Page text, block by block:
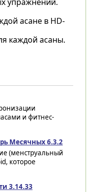
асане в HD-
каждой асаны.
и фитнес-
Месячных 6.3.2
(менструальный
которое
3.14.33